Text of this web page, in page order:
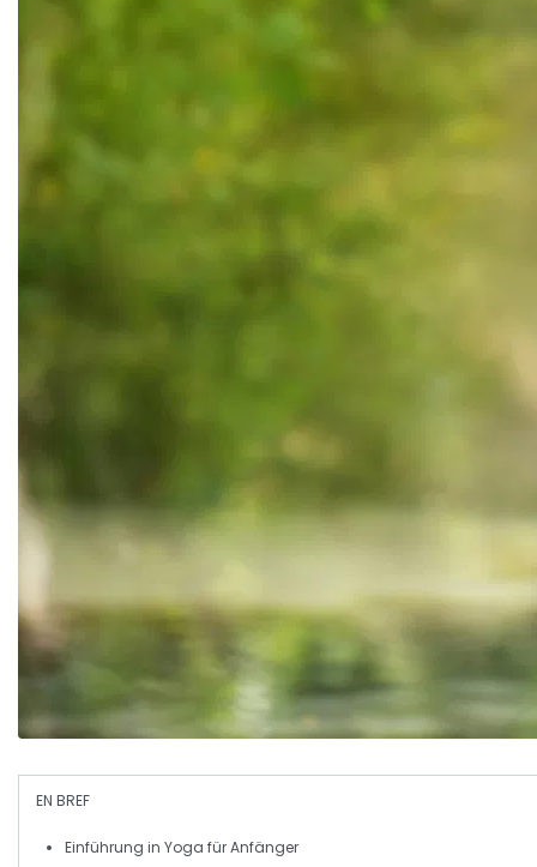
EN BREF
Einführung in Yoga für Anfänger